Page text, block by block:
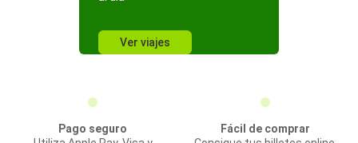
Ver viajes
Pago seguro
Fácil de comprar